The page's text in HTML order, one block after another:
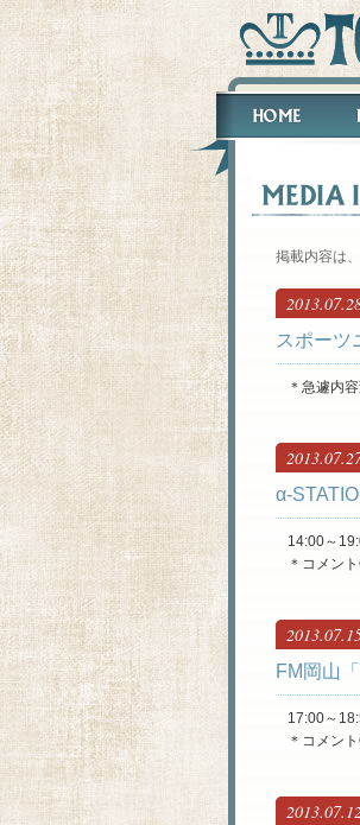
掲載内容は
スポーツ
＊急遽内
α-
14:00～
＊コメン
FM岡山
17:00～
＊コメン